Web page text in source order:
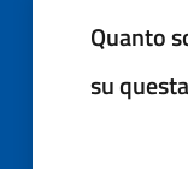
Quanto
su